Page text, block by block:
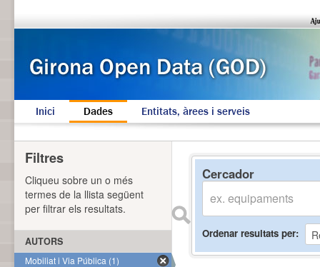
Inici Dades Entitats, àrees i serveis
Cercador
Ordenar resultats per
Filtres
Cliqueu sobre un o més
termes de la llista següent
per filtrar els resultats.
AUTORS
Mobiliat i Via Pública (1)